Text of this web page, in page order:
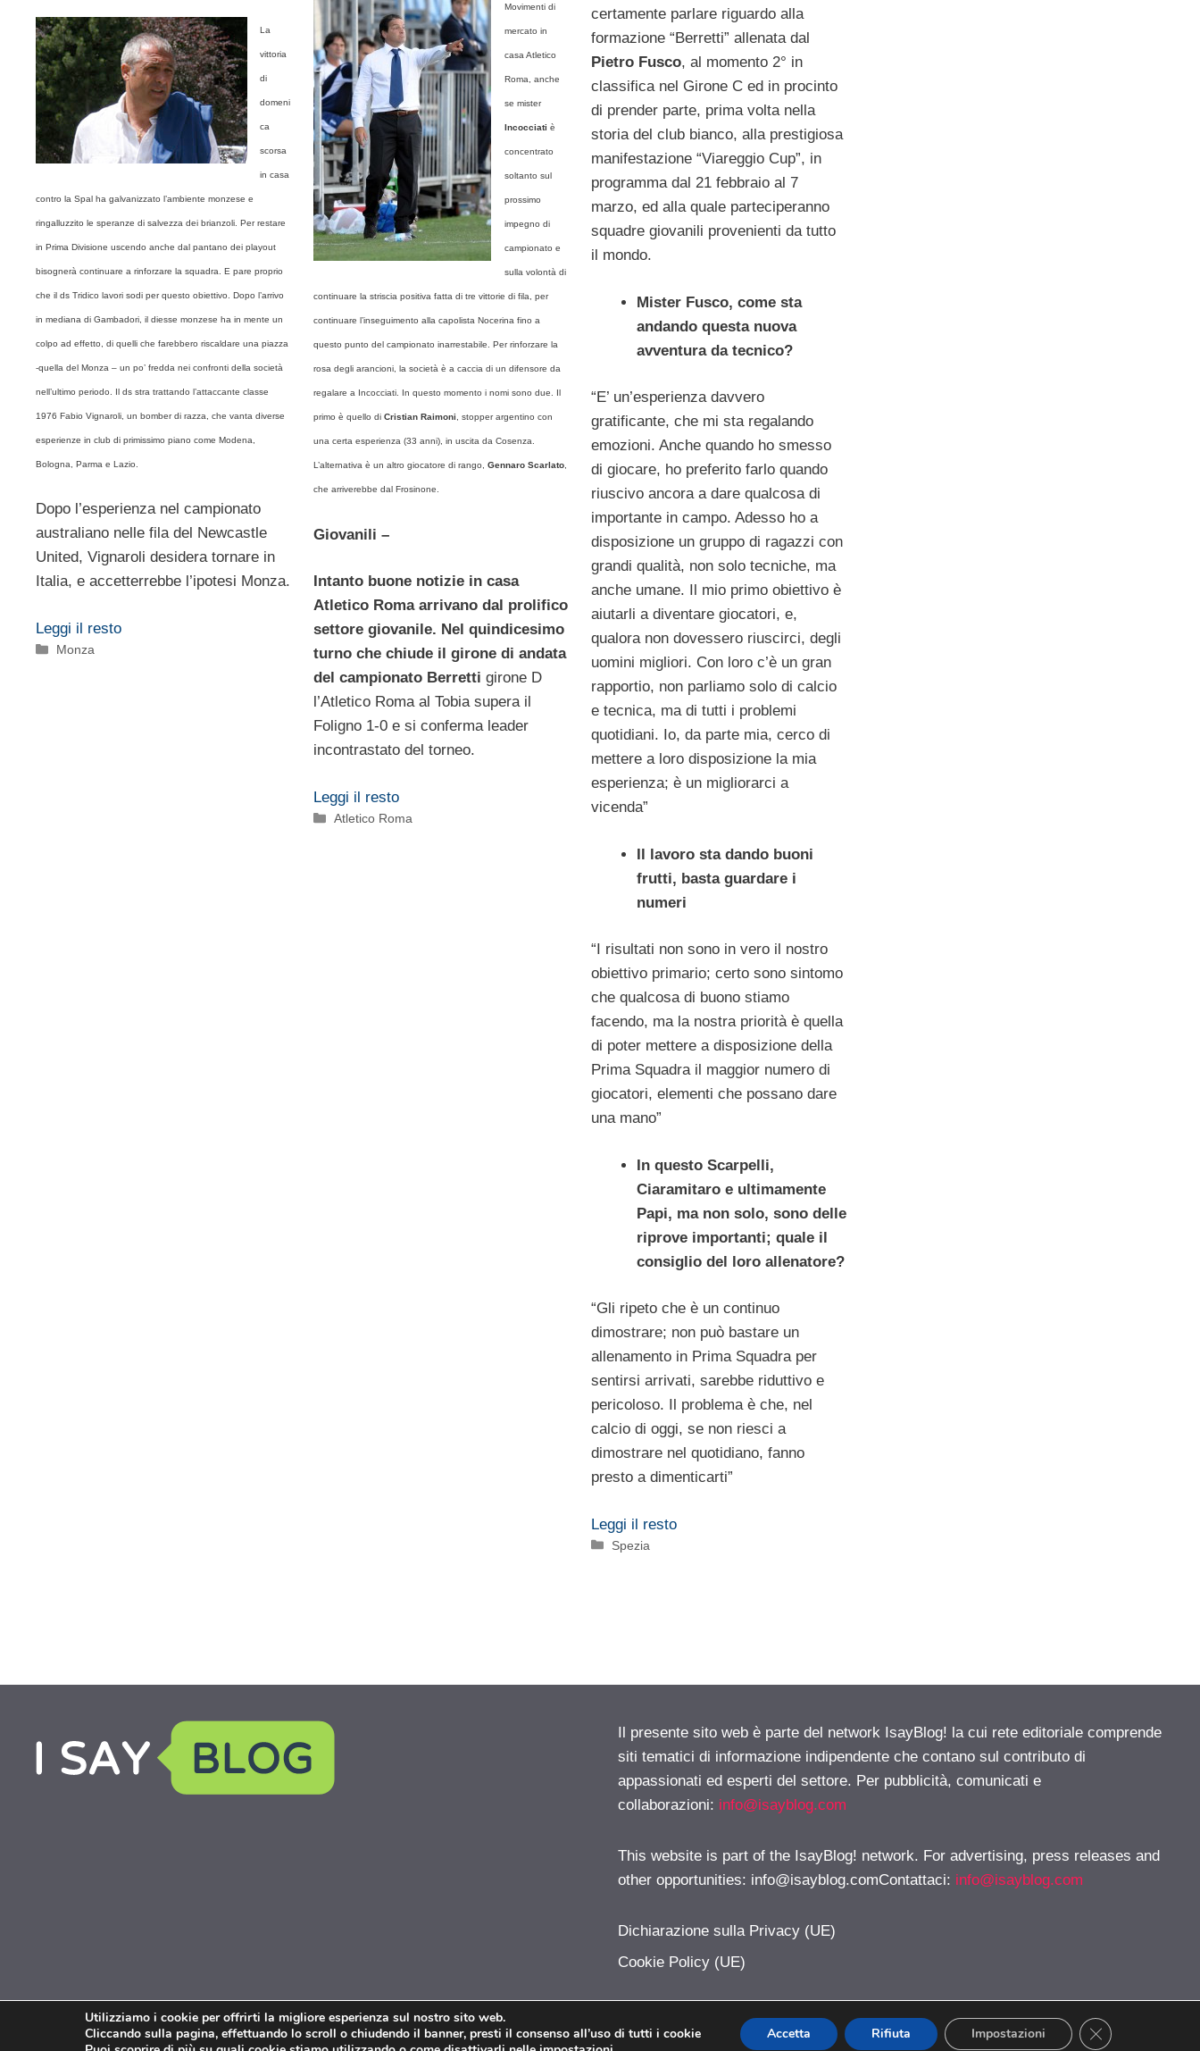
certamente parlare riguardo alla
formazione “Berretti” allenata dal
Pietro Fusco, al momento 2° in
classifica nel Girone C ed in procinto
di prender parte, prima volta nella
storia del club bianco, alla prestigiosa
manifestazione “Viareggio Cup”, in
programma dal 21 febbraio al 7
marzo, ed alla quale parteciperanno
squadre giovanili provenienti da tutto
il mondo.
Mister Fusco, come sta
andando questa nuova
avventura da tecnico?
“E’ un’esperienza davvero
gratificante, che mi sta regalando
emozioni. Anche quando ho smesso
di giocare, ho preferito farlo quando
riuscivo ancora a dare qualcosa di
importante in campo. Adesso ho a
disposizione un gruppo di ragazzi con
grandi qualità, non solo tecniche, ma
anche umane. Il mio primo obiettivo è
aiutarli a diventare giocatori, e,
qualora non dovessero riuscirci, degli
uomini migliori. Con loro c’è un gran
rapportio, non parliamo solo di calcio
e tecnica, ma di tutti i problemi
quotidiani. Io, da parte mia, cerco di
mettere a loro disposizione la mia
esperienza; è un migliorarci a
vicenda”
Il lavoro sta dando buoni
frutti, basta guardare i
numeri
“I risultati non sono in vero il nostro
obiettivo primario; certo sono sintomo
che qualcosa di buono stiamo
facendo, ma la nostra priorità è quella
di poter mettere a disposizione della
Prima Squadra il maggior numero di
giocatori, elementi che possano dare
una mano”
In questo Scarpelli,
Ciaramitaro e ultimamente
Papi, ma non solo, sono delle
riprove importanti; quale il
consiglio del loro allenatore?
“Gli ripeto che è un continuo
dimostrare; non può bastare un
allenamento in Prima Squadra per
sentirsi arrivati, sarebbe riduttivo e
pericoloso. Il problema è che, nel
calcio di oggi, se non riesci a
dimostrare nel quotidiano, fanno
presto a dimenticarti”
Leggi il resto
Categorie
Spezia
La
vittoria
di
domeni
ca
scorsa
in casa
contro la Spal ha galvanizzato l’ambiente monzese e
ringalluzzito le speranze di salvezza dei brianzoli. Per restare
in Prima Divisione uscendo anche dal pantano dei playout
bisognerà continuare a rinforzare la squadra. E pare proprio
che il ds Tridico lavori sodi per questo obiettivo. Dopo l’arrivo
in mediana di Gambadori, il diesse monzese ha in mente un
colpo ad effetto, di quelli che farebbero riscaldare una piazza
-quella del Monza – un po’ fredda nei confronti della società
nell’ultimo periodo. Il ds stra trattando l’attaccante classe
1976 Fabio Vignaroli, un bomber di razza, che vanta diverse
esperienze in club di primissimo piano come Modena,
Bologna, Parma e Lazio.
Dopo l’esperienza nel campionato
australiano nelle fila del Newcastle
United, Vignaroli desidera tornare in
Italia, e accetterrebbe l’ipotesi Monza.
Leggi il resto
Categorie
Monza
Movimenti di
mercato in
casa Atletico
Roma, anche
se mister
Incocciati è
concentrato
soltanto sul
prossimo
impegno di
campionato e
sulla volontà di
continuare la striscia positiva fatta di tre vittorie di fila, per
continuare l’inseguimento alla capolista Nocerina fino a
questo punto del campionato inarrestabile. Per rinforzare la
rosa degli arancioni, la società è a caccia di un difensore da
regalare a Incocciati. In questo momento i nomi sono due. Il
primo è quello di Cristian Raimoni, stopper argentino con
una certa esperienza (33 anni), in uscita da Cosenza.
L’alternativa è un altro giocatore di rango, Gennaro Scarlato,
che arriverebbe dal Frosinone.
Giovanili –
Intanto buone notizie in casa
Atletico Roma arrivano dal prolifico
settore giovanile. Nel quindicesimo
turno che chiude il girone di andata
del campionato Berretti girone D
l’Atletico Roma al Tobia supera il
Foligno 1-0 e si conferma leader
incontrastato del torneo.
Leggi il resto
Categorie
Atletico Roma
Il presente sito web è parte del network IsayBlog! la cui rete editoriale comprende
siti tematici di informazione indipendente che contano sul contributo di
appassionati ed esperti del settore. Per pubblicità, comunicati e
collaborazioni: info@isayblog.com
This website is part of the IsayBlog! network. For advertising, press releases and
other opportunities: info@isayblog.comContattaci: info@isayblog.com
Dichiarazione sulla Privacy (UE)
Cookie Policy (UE)
LEGAPRO © 2026. All right reserverd.
Utilizziamo i cookie per offrirti la migliore esperienza sul nostro sito web.
Cliccando sulla pagina, effettuando lo scroll o chiudendo il banner, presti il consenso all’uso di tutti i cookie
Accetta Rifiuta Impostazioni CLOSE GDPR